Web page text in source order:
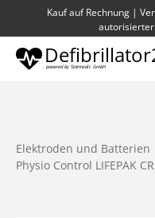
Zum Hauptinhalt springen
Kauf auf Rechnung |
Elektroden und Batterien
Physio Control LIFEPAK